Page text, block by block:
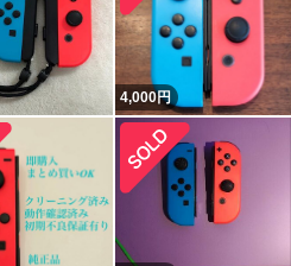
4,000円